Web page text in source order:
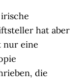
hat aber
nur eine
die